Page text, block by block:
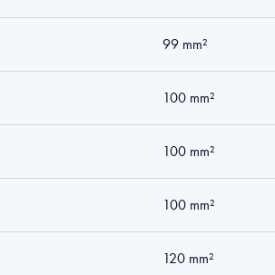
99 mm²
100 mm²
100 mm²
100 mm²
120 mm²